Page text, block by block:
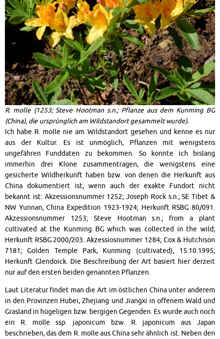
R. molle (1253; Steve Hootman s.n.; Pflanze aus dem Kunming BG
(China), die ursprünglich am Wildstandort gesammelt wurde).
Ich habe R. molle nie am Wildstandort gesehen und kenne es nur
aus der Kultur. Es ist unmöglich, Pflanzen mit wenigstens
ungefähren Funddaten zu bekommen. So konnte ich bislang
immerhin drei Klone zusammentragen, die wenigstens eine
gesicherte Wildherkunft haben bzw. von denen die Herkunft aus
China dokumentiert ist, wenn auch der exakte Fundort nicht
bekannt ist: Akzessionsnummer 1252; Joseph Rock s.n.; SE Tibet &
NW Yunnan, China Expedition 1923-1924; Herkunft RSBG 80/091.
Akzessionsnummer 1253; Steve Hootman s.n.; from a plant
cultivated at the Kunming BG which was collected in the wild;
Herkunft RSBG 2000/203. Akzessiosnummer 1284; Cox & Hutchison
7181; Golden Temple Park, Kunming (cultivated), 15.10.1995;
Herkunft Glendoick. Die Beschreibung der Art basiert hier derzeit
nur auf den ersten beiden genannten Pflanzen.
Laut Literatur findet man die Art im östlichen China unter anderem
in den Provinzen Hubei, Zhejiang und Jiangxi in offenem Wald und
Grasland in hügeligen bzw. bergigen Gegenden. Es wurde auch noch
ein R. molle ssp. japonicum bzw. R. japonicum aus Japan
beschrieben, das dem R. molle aus China sehr ähnlich ist. Neben den